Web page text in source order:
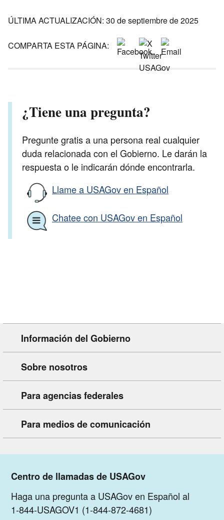
ÚLTIMA ACTUALIZACIÓN: 30 de septiembre de 2025
COMPARTA ESTA PÁGINA:
¿Tiene una pregunta?
Pregunte gratis a una persona real cualquier
duda relacionada con el Gobierno. Le darán la
respuesta o le indicarán dónde encontrarla.
Llame a USAGov en Español
Chatee con USAGov en Español
Información del Gobierno
Sobre nosotros
Para agencias federales
Para medios de comunicación
Centro de llamadas de USAGov
Haga una pregunta a USAGov en Español al
1-844-USAGOV1 (1-844-872-4681)